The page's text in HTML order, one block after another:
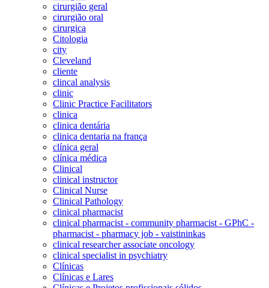
cirurgião geral
cirurgião oral
cirurgica
Citologia
city
Cleveland
cliente
clincal analysis
clinic
Clinic Practice Facilitators
clinica
clinica dentária
clinica dentaria na frança
clínica geral
clínica médica
Clinical
clinical instructor
Clinical Nurse
Clinical Pathology
clinical pharmacist
clinical pharmacist - community pharmacist - GPhC -
pharmacist - pharmacy job - vaistininkas
clinical researcher associate oncology
clinical specialist in psychiatry
Clínicas
Clínicas e Lares